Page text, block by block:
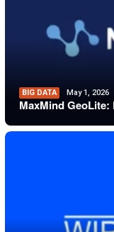
BIG DATA May 1, 2026
MaxMind